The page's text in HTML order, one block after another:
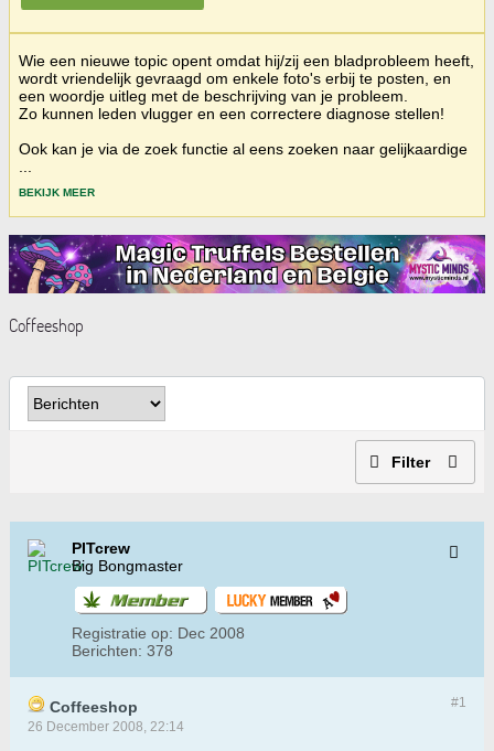
Wie een nieuwe topic opent omdat hij/zij een bladprobleem heeft,
wordt vriendelijk gevraagd om enkele foto's erbij te posten, en
een woordje uitleg met de beschrijving van je probleem.
Zo kunnen leden vlugger en een correctere diagnose stellen!
Ook kan je via de zoek functie al eens zoeken naar gelijkaardige
BEKIJK MEER
Coffeeshop
Filter
PITcrew
Big Bongmaster
Registratie op: Dec 2008
Berichten: 378
#1
Coffeeshop
26 December 2008, 22:14